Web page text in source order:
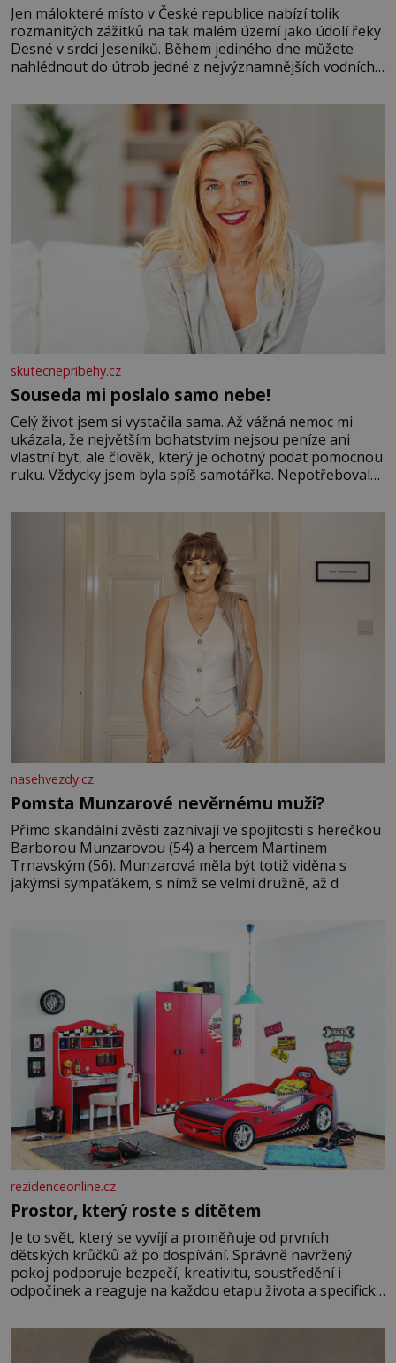
Jen málokteré místo v České republice nabízí tolik
rozmanitých zážitků na tak malém území jako údolí řeky
Desné v srdci Jeseníků. Během jediného dne můžete
nahlédnout do útrob jedné z nejvýznamnějších vodních
se na koloběžce a den zakončit poznáváním památek ve
Velkých Losinách nebo v termálním
skutecnepribehy.cz
Souseda mi poslalo samo nebe!
Celý život jsem si vystačila sama. Až vážná nemoc mi
ukázala, že největším bohatstvím nejsou peníze ani
vlastní byt, ale člověk, který je ochotný podat pomocnou
ruku. Vždycky jsem byla spíš samotářka. Nepotřebovala
mi knihy, práce a hlavně klid. Hned po studiích jsem
nasehvezdy.cz
Pomsta Munzarové nevěrnému muži?
Přímo skandální zvěsti zaznívají ve spojitosti s herečkou
Barborou Munzarovou (54) a hercem Martinem
Trnavským (56). Munzarová měla být totiž viděna s
jakýmsi sympaťákem, s nímž se velmi družně, až d
rezidenceonline.cz
Prostor, který roste s dítětem
Je to svět, který se vyvíjí a proměňuje od prvních
dětských krůčků až po dospívání. Správně navržený
pokoj podporuje bezpečí, kreativitu, soustředění i
odpočinek a reaguje na každou etapu života a specifické
měkkost a bezpečí, proto by pokoj miminka měl působit
především klidně a útulně. Předškolní věk je